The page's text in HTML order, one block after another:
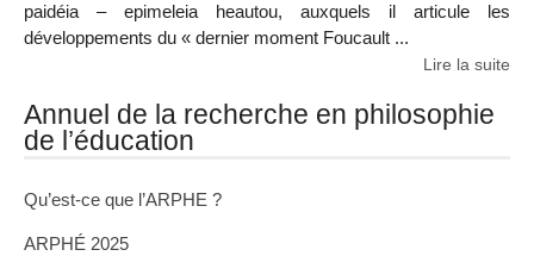
paidéia – epimeleia heautou, auxquels il articule les
développements du « dernier moment Foucault ...
Lire la suite
Annuel de la recherche en philosophie
de l’éducation
Qu’est-ce que l’ARPHE ?
ARPHÉ 2025